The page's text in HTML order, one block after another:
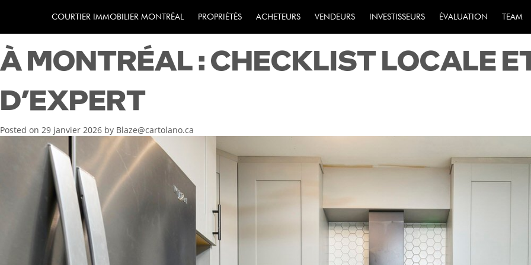
COURTIER IMMOBILIER MONTRÉAL PROPRIÉTÉS ACHETEURS VENDEURS INVESTISSEURS ÉVALUATION TEAM
PRÉPARER EFFICACEMENT VOTRE
À MONTRÉAL : CHECKLIST LOCALE
D’EXPERT
Posted on 29 janvier 2026 by Blaze@cartolano.ca